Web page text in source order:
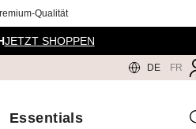
Qualität
JETZT SHOPPEN
DE FR
Essentials